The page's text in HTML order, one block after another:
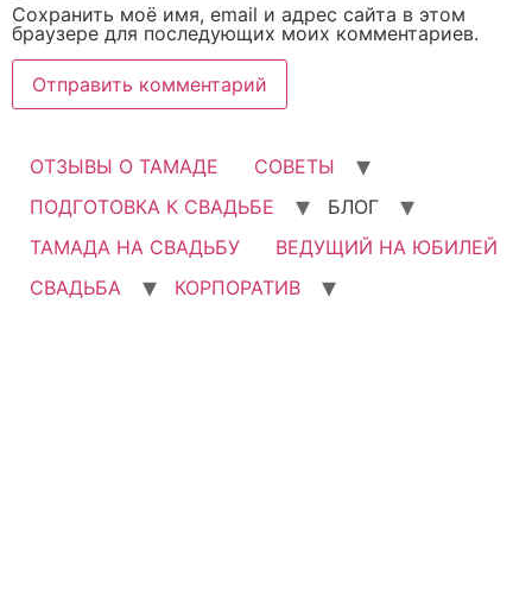
Сохранить моё имя, email и адрес сайта в этом
браузере для последующих моих комментариев.
ОТЗЫВЫ О ТАМАДЕ
СОВЕТЫ
ПОДГОТОВКА К СВАДЬБЕ
БЛОГ
ТАМАДА НА СВАДЬБУ
ВЕДУЩИЙ НА ЮБИЛЕЙ
СВАДЬБА
КОРПОРАТИВ